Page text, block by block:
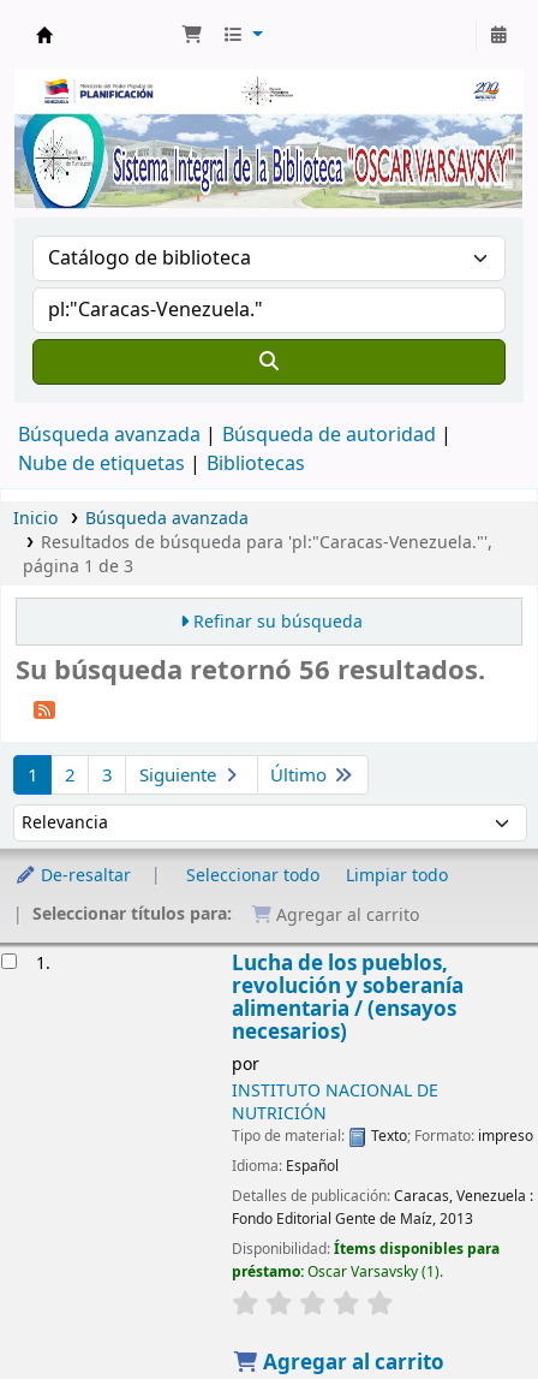
Búsqueda avanzada
Búsqueda de autoridad
Nube de etiquetas
Bibliotecas
Inicio
Búsqueda avanzada
Resultados de búsqueda para 'pl:"Caracas-Venezuela."',
página 1 de 3
Refinar su búsqueda
Su búsqueda retornó 56 resultados.
1 2 3 Siguiente Último
Ordenar por:
De-resaltar Seleccionar todo
Limpiar todo
Seleccionar títulos para:
Agregar al carrito
1. Lucha de los pueblos,
revolución y soberanía
alimentaria / (ensayos
necesarios)
por
INSTITUTO NACIONAL DE
NUTRICIÓN
Tipo de material: Texto; Formato: impreso
Idioma: Español
Detalles de publicación:Caracas, Venezuela :
Fondo Editorial Gente de Maíz,2013
Disponibilidad:Ítems disponibles para
préstamo:Oscar Varsavsky(1).
Agregar al carrito